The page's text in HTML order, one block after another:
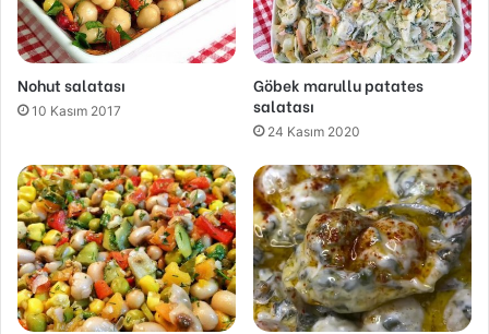
Nohut salatası
10 Kasım 2017
Göbek marullu patates
salatası
24 Kasım 2020